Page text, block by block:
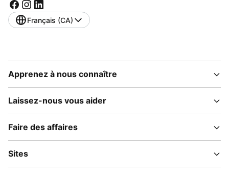
Français (CA)
Apprenez à nous connaître
Laissez-nous vous aider
Faire des affaires
Sites